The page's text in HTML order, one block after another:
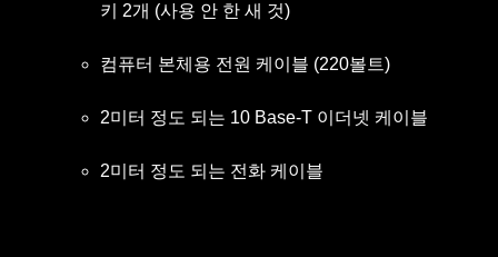
키 2개 (사용 안 한 새 것)
컴퓨터 본체용 전원 케이블 (220볼트)
2미터 정도 되는 10 Base-T 이더넷 케이블
2미터 정도 되는 전화 케이블